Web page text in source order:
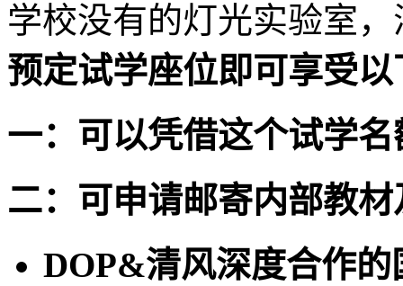
学校没有的灯光实验室
预定试学座位即可享受以
一：可以凭借这个试学
二：可申请邮寄内部教
DOP&清风深度合作